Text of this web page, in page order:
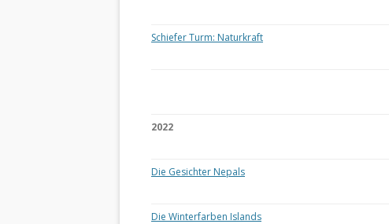
Schiefer Turm: Naturkraft
2022
Die Gesichter Nepals
Die Winterfarben Islands